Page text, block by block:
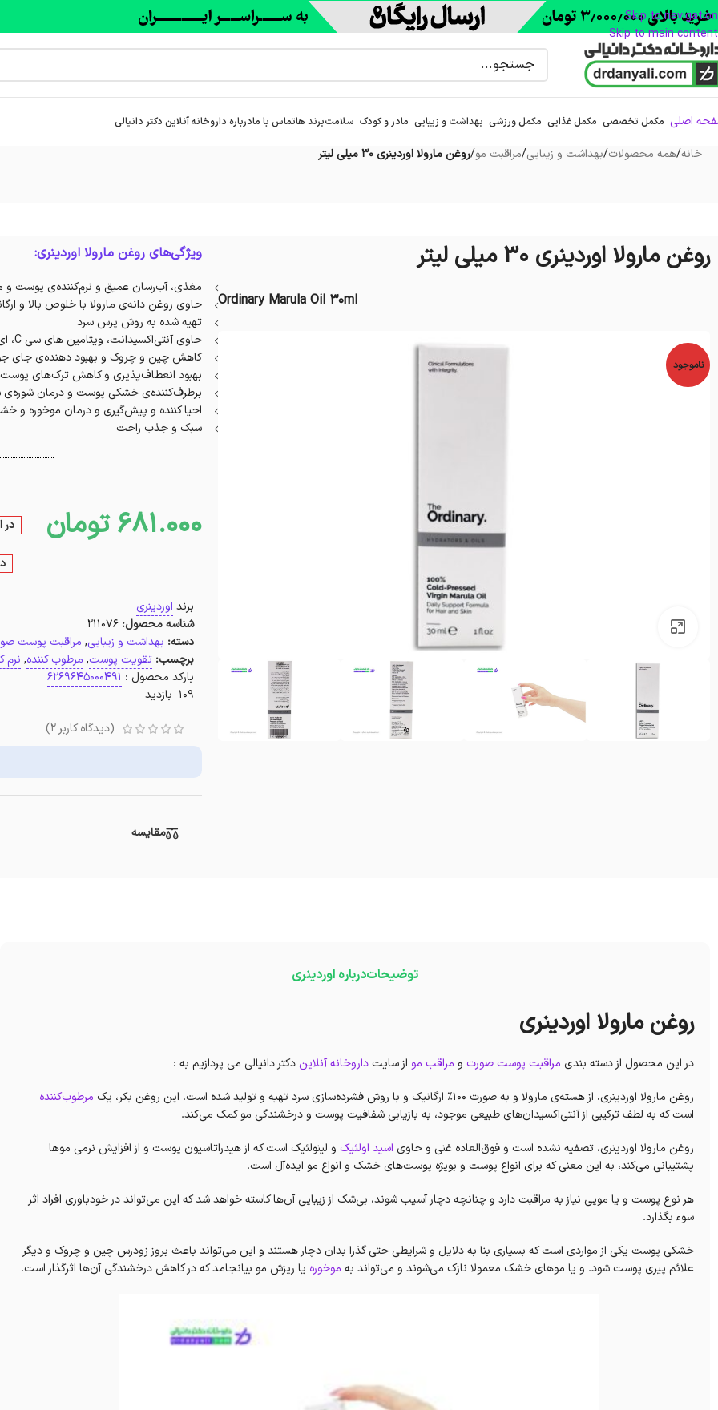
Skip to navigation
Skip to main content
اصلی مکمل تخصصی مکمل غذایی مکمل ورزشی بهداشت و زیبایی مادر و کودک سلامتبرند هاتماس با مادرباره‌ داروخانه آنلاین دکتر دانیالی
خانه/همه محصولات/بهداشت و زیبایی/مراقبت مو/روغن مارولا اوردینری 30 میلی لیتر
روغن مارولا اوردینری 30 میلی لیتر
Ordinary Marula Oil 30ml
ناموجود
ویژگی‌های روغن مارولا اوردینری:
مغذی، آب‌رسان عمیق و نرم‌کننده‌ی پوست و
حاوی روغن دانه‌ی مارولا با خلوص بالا و
تهیه شده به روش پرس سرد
حاوی‌ آنتی‌اکسیدانت، ویتامین های سی C، ای E و اسیدهای چرب ضروری
کاهش چین و چروک و بهبود دهنده‌ی جای
بهبود انعطاف‌پذیری و کاهش ترک‌های پوست
برطرف‌کننده‌ی خشکی پوست و درمان شوره‌ی
احیا کننده و پیش‌گیری و درمان موخوره و
سبک و جذب راحت
681.000 تومان در
برند اوردینری
شناسه محصول:211076
دسته: بهداشت و زیبایی, مراقبت پوست
برچسب: تقویت پوست, مرطوب کننده, نرم
بارکد محصول : 6269645000491
109 بازدید
(دیدگاه کاربر2
)
مقایسه
توضیحاتدرباره اوردینری
روغن مارولا اوردینری
در این محصول از دسته بندی مراقبت پوست صورت و مراقب مو از سایتداروخانه آنلاین دکتر دانیالی می پردازیم به :
روغن مارولا اوردینری، از هسته‌ی مارولا و به صورت ۱۰۰٪ ارگانیک و با روش فشرده‌سازی سرد تهیه و تولید شده است. این روغن بکر، یک
مرطوب‌کننده
است که به لطف ترکیبی از آنتی‌اکسیدان‌های طبیعی موجود، به بازیابی شفافیت پوست و درخشندگی مو کمک می‌کند.
روغن مارولا اوردینری، تصفیه نشده است و فوق‌العاده غنی و حاوی اسید اولئیک و لینولئیک است که از هیدراتاسیون پوست و از افزایش‌ نرمی موها
پشتیبانی‌ می‌کند، به این معنی که برای انواع پوست و بویژه پوست‌های خشک و انواع مو ایده‌آل است.
هر نوع پوست و یا مویی نیاز به مراقبت دارد و چنانچه دچار آسیب شوند، بی‌شک از زیبایی آن‌ها کاسته خواهد شد که این می‌تواند در خودباوری افراد اثر
سوء بگذارد.
خشکی پوست یکی از مواردی است که بسیاری بنا به دلایل و شرایطی حتی گذرا بدان دچار هستند و این می‌تواند باعث‌ بروز زودرس چین و چروک و دیگر
علائم پیری پوست شود. و یا موهای خشک معمولا نازک می‌شوند و می‌تواند به موخوره یا ریزش مو بیانجامد که در کاهش درخشندگی آن‌ها اثرگذار است.